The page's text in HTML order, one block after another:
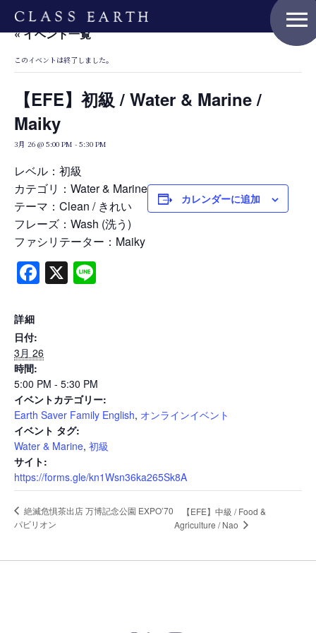
menu
Nature Positive Members
Uniform Project
Art Project
Product Planning
News
Events
Journal
Interview
« イベント一覧
このイベントは終了しました。
【EFE】初級 / Water & Marine /
Maiky
3月 26 @ 5:00 PM - 5:30 PM
レベル：初級
カテゴリ：Water & Marine
テーマ：Clean / きれい
フレーズ：Wash (洗う)
ファシリテーター：Maiky
Facebook
X
カレンダーに追加
詳細
日付:
3月 26
時間:
5:00 PM - 5:30 PM
イベントカテゴリー:
Earth Saver Family English, オンラインイベント
イベント タグ:
Water & Marine, 初級
サイト:
https://forms.gle/kn1Wsn36ka265Sk8A
絶滅危惧茶出店 万博記念公園 EXPO’70
パビリオン
【EFE】中級 / Food &
Agriculture / Nao